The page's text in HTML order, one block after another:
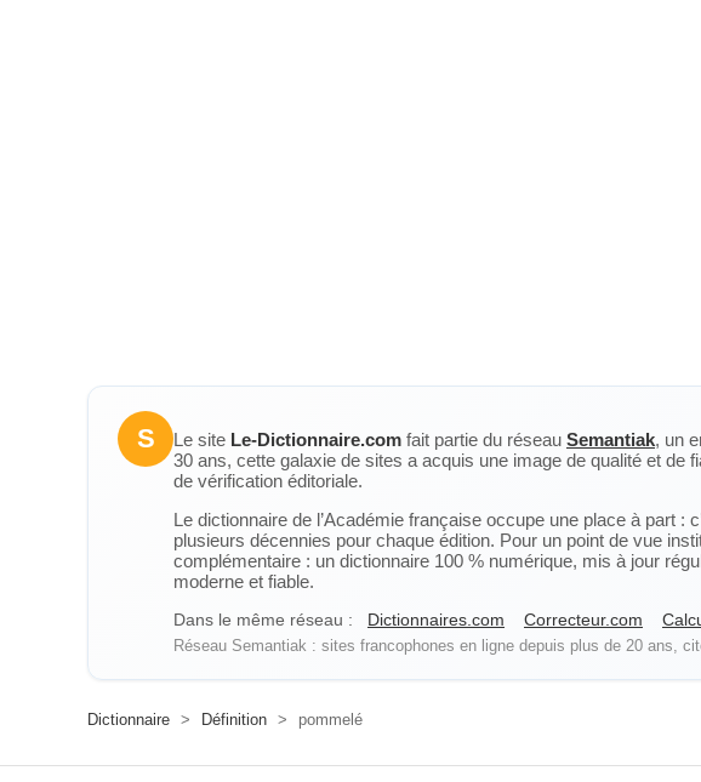
S Le site Le-Dictionnaire.com fait partie du réseau Semantiak, un
30 ans, cette galaxie de sites a acquis une image de qualité et de
de vérification éditoriale.
Le dictionnaire de l’Académie française occupe une place à part :
plusieurs décennies pour chaque édition. Pour un point de vue
complémentaire : un dictionnaire 100 % numérique, mis à jour
moderne et fiable.
Dans le même réseau : Dictionnaires.com Correcteur.com
Réseau Semantiak : sites francophones en ligne depuis plus de 20 ans,
Dictionnaire > Définition > pommelé